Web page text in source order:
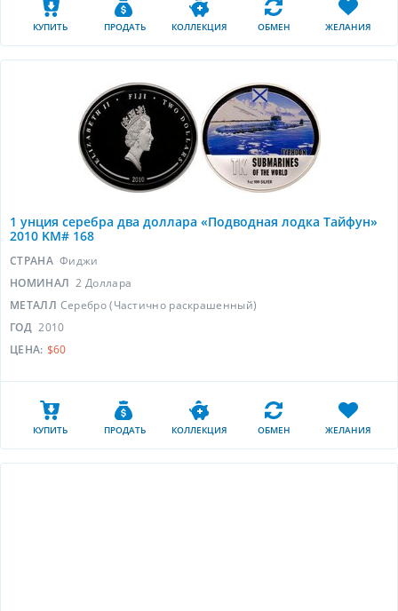
КУПИТЬ ПРОДАТЬ КОЛЛЕКЦИЯ ОБМЕН ЖЕЛАНИЯ
1 унция серебра два доллара «Подводная лодка Тайфун»
2010 KM# 168
СТРАНА Фиджи
НОМИНАЛ 2 Доллара
МЕТАЛЛ Серебро (Частично раскрашенный)
ГОД 2010
ЦЕНА: $60
КУПИТЬ ПРОДАТЬ КОЛЛЕКЦИЯ ОБМЕН ЖЕЛАНИЯ